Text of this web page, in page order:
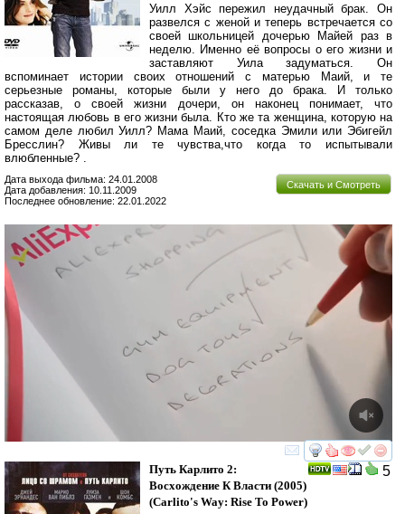
Уилл Хэйс пережил неудачный брак. Он
развелся с женой и теперь встречается со
своей школьницей дочерью Майей раз в
неделю. Именно её вопросы о его жизни и
заставляют Уила задуматься. Он
вспоминает истории своих отношений с матерью Маий, и те
серьезные романы, которые были у него до брака. И только
рассказав, о своей жизни дочери, он наконец понимает, что
настоящая любовь в его жизни была. Кто же та женщина, которую на
самом деле любил Уилл? Мама Маий, соседка Эмили или Эбигейл
Бресслин? Живы ли те чувства,что когда то испытывали
влюбленные? .
Скачать и Смотреть
Дата выхода фильма: 24.01.2008
Дата добавления: 10.11.2009
Последнее обновление: 22.01.2022
смотреть
5
Путь Карлито 2:
Восхождение К Власти (2005)
(Carlito's Way: Rise To Power)